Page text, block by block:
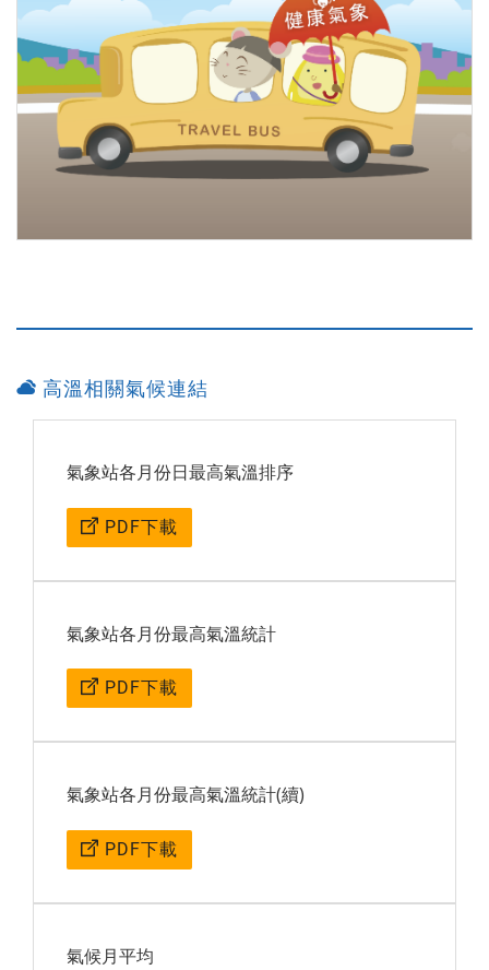
高溫相關氣候連結
氣象站各月份日最高氣溫排序
PDF下載
氣象站各月份最高氣溫統計
PDF下載
氣象站各月份最高氣溫統計(續)
PDF下載
氣候月平均